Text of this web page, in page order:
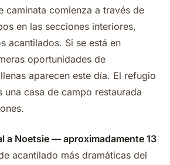
caminata comienza a través de
en las secciones interiores,
acantilados. Si se está en
oportunidades de
aparecen este día. El refugio
una casa de campo restaurada
a Noetsie — aproximadamente 13
acantilado más dramáticas del